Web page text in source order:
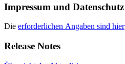
Impressum und Datenschutz
Die erforderlichen Angaben sind hier
Release Notes